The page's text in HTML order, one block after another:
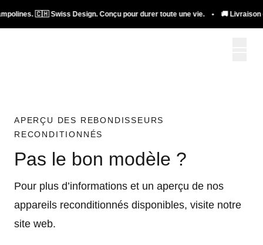
🇨🇭 Swiss Design. Conçu pour durer toute une vie. • 🚚 Livraison
APERÇU DES REBONDISSEURS
RECONDITIONNÉS
Pas le bon modèle ?
Pour plus d’informations et un aperçu de nos
appareils reconditionnés disponibles, visite notre
site web.